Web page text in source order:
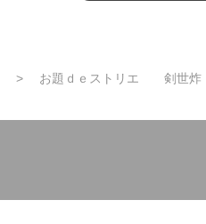
お題ｄｅストリエ 剣世炸